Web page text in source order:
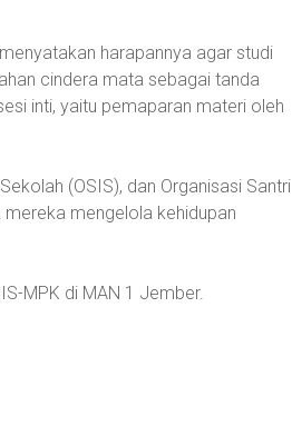
harapannya agar studi
cindera mata sebagai tanda
inti, yaitu pemaparan materi oleh
(OSIS), dan Organisasi Santri
mengelola kehidupan
MPK di MAN 1 Jember.